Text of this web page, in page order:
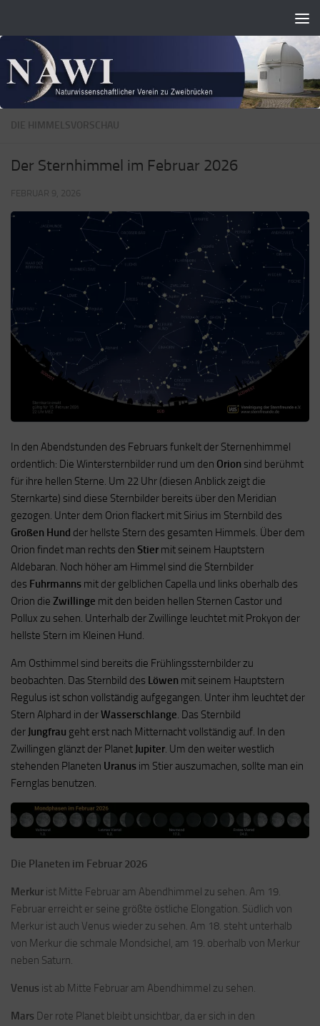
DIE HIMMELSVORSCHAU
Der Sternhimmel im Februar 2026
FEBRUAR 9, 2026
In den Abendstunden des Februars funkelt der Sternenhimmel
ordentlich: Die Wintersternbilder rund um den Orion sind berühmt
für ihre hellen Sterne. Um 22 Uhr (diesen Anblick zeigt die
Sternkarte) sind diese Sternbilder bereits über den Meridian
gezogen. Unter dem Orion flackert mit Sirius im Sternbild des
Großen Hund der hellste Stern des gesamten Himmels. Über dem
Orion findet man rechts den Stier mit seinem Hauptstern
Aldebaran. Noch höher am Himmel sind die Sternbilder
des Fuhrmanns mit der gelblichen Capella und links oberhalb des
Orion die Zwillinge mit den beiden hellen Sternen Castor und
Pollux zu sehen. Unterhalb der Zwillinge leuchtet mit Prokyon der
hellste Stern im Kleinen Hund.
Am Osthimmel sind bereits die Frühlingssternbilder zu
beobachten. Das Sternbild des Löwen mit seinem Hauptstern
Regulus ist schon vollständig aufgegangen. Unter ihm leuchtet der
Stern Alphard in derWasserschlange. Das Sternbild
der Jungfrau geht erst nach Mitternacht vollständig auf. In den
Zwillingen glänzt der Planet Jupiter. Um den weiter westlich
stehenden Planeten Uranus im Stier auszumachen, sollte man ein
Fernglas benutzen.
Die Planeten im Februar 2026
Merkur ist Mitte Februar am Abendhimmel zu sehen. Am 19.
Februar erreicht er seine größte östliche Elongation. Südlich von
Merkur ist auch Venus wieder zu sehen. Am 18. steht unterhalb
von Merkur die schmale Mondsichel, am 19. oberhalb von Merkur
neben Saturn.
Venus ist ab Mitte Februar am Abendhimmel zu sehen.
Mars Der rote Planet bleibt unsichtbar, da er sich in den